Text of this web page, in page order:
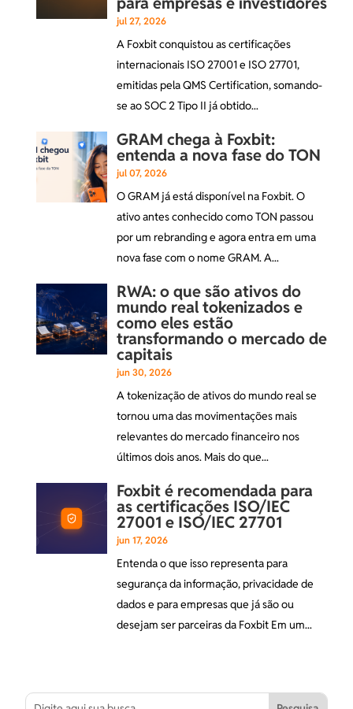
jul 27, 2026
A Foxbit conquistou as certificações
internacionais ISO 27001 e ISO 27701,
emitidas pela QMS Certification, somando-
se ao SOC 2 Tipo II já obtido...
GRAM chega à Foxbit:
entenda a nova fase do TON
jul 07, 2026
O GRAM já está disponível na Foxbit. O
ativo antes conhecido como TON passou
por um rebranding e agora entra em uma
nova fase com o nome GRAM. A...
RWA: o que são ativos do
mundo real tokenizados e
como eles estão
transformando o mercado de
capitais
jun 30, 2026
A tokenização de ativos do mundo real se
tornou uma das movimentações mais
relevantes do mercado financeiro nos
últimos dois anos. Mais do que...
Foxbit é recomendada para
as certificações ISO/IEC
27001 e ISO/IEC 27701
jun 17, 2026
Entenda o que isso representa para
segurança da informação, privacidade de
dados e para empresas que já são ou
desejam ser parceiras da Foxbit Em um...